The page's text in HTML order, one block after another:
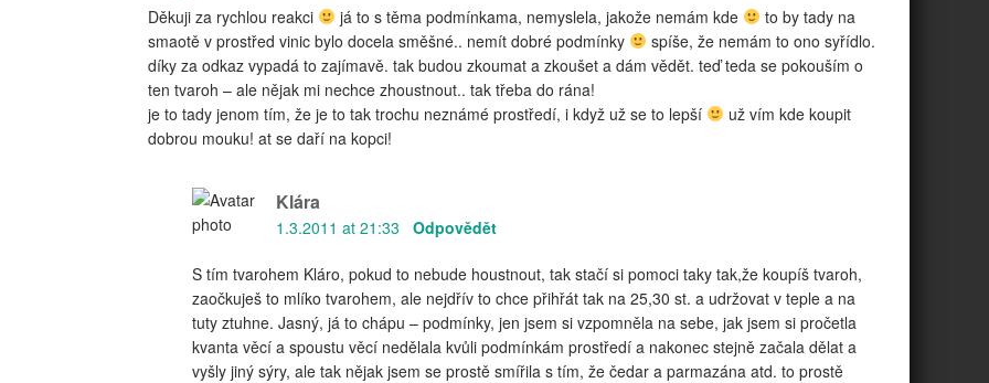
Děkuji za rychlou reakci já to s těma podmínkama, nemyslela, jakože nemám kde
to by tady na
smaotě v prostřed vinic bylo docela směšné.. nemít dobré podmínky
spíše, že nemám to ono syřídlo.
díky za odkaz vypadá to zajímavě. tak budou zkoumat a zkoušet a dám vědět. teď teda se pokouším o
ten tvaroh – ale nějak mi nechce zhoustnout.. tak třeba do rána!
je to tady jenom tím, že je to tak trochu neznámé prostředí, i když už se to lepší
už vím kde koupit
dobrou mouku! at se daří na kopci!
Klára
1.3.2011 at 21:33 Odpovědět
S tím tvarohem Kláro, pokud to nebude houstnout, tak stačí si pomoci taky tak,že koupíš tvaroh,
zaočkuješ to mlíko tvarohem, ale nejdřív to chce přihřát tak na 25,30 st. a udržovat v teple a na
tuty ztuhne. Jasný, já to chápu – podmínky, jen jsem si vzpomněla na sebe, jak jsem si pročetla
kvanta věcí a spoustu věcí nedělala kvůli podmínkám prostředí a nakonec stejně začala dělat a
vyšly jiný sýry, ale tak nějak jsem se prostě smířila s tím, že čedar a parmazána atd. to prostě